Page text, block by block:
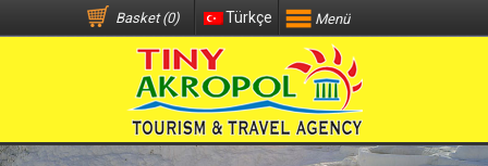
Basket (0) Türkçe Menü